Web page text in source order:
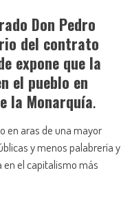
Don Pedro
del contrato
expone que la
el pueblo en
la Monarquía.
en aras de una mayor
y menos palabrería y
el capitalismo más